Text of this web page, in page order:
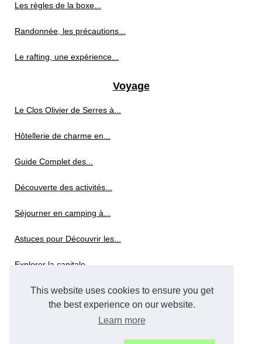
This website uses cookies to ensure you get
the best experience on our website.
Learn more
Les règles de la boxe...
Randonnée, les précautions...
Le rafting, une expérience...
Voyage
Le Clos Olivier de Serres à...
Hôtellerie de charme en...
Guide Complet des...
Découverte des activités...
Séjourner en camping à...
Astuces pour Découvrir les...
Explorer la capitale...
Achetez votre pass visite New...
Profitez de tout le confort...